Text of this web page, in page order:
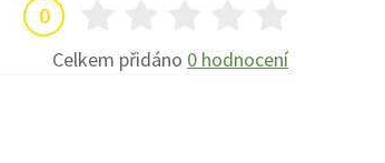
0
Celkem přidáno 0 hodnocení